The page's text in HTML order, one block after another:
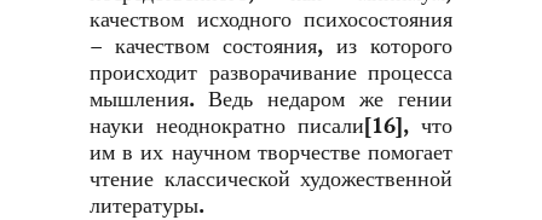
качеством исходного психосостояния
– качеством состояния, из которого
происходит разворачивание процесса
мышления. Ведь недаром же гении
науки неоднократно писали[16], что
им в их научном творчестве помогает
чтение классической художественной
литературы.